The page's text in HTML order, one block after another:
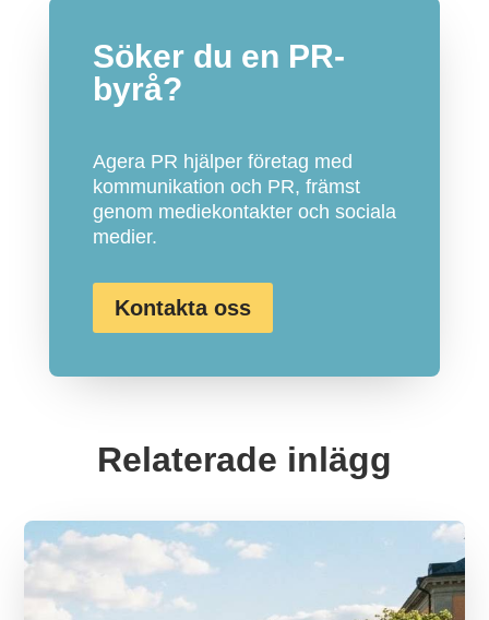
Söker du en PR-
byrå?
Agera PR hjälper företag med
kommunikation och PR, främst
genom mediekontakter och sociala
medier.
Kontakta oss
Relaterade inlägg